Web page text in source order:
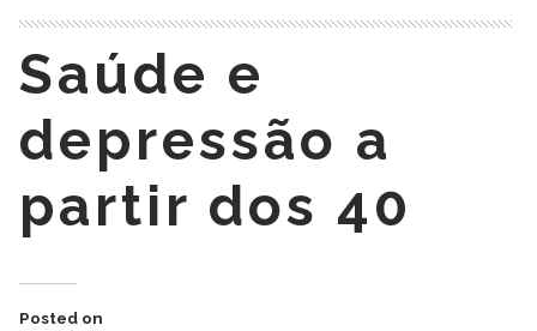
Saúde e
depressão a
partir dos 40
Posted on